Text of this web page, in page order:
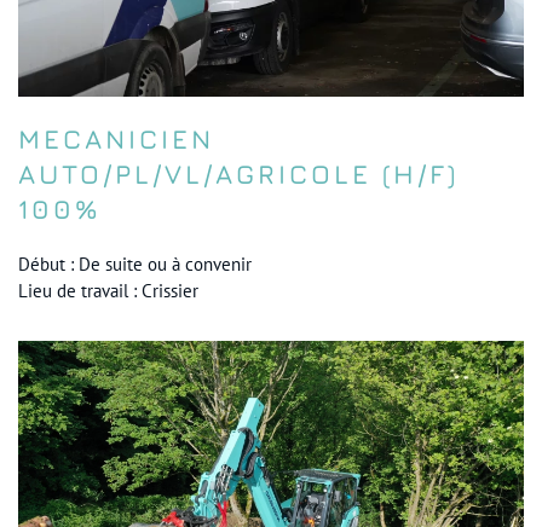
MECANICIEN
AUTO/PL/VL/AGRICOLE (H/F)
100%
Début : De suite ou à convenir
Lieu de travail : Crissier